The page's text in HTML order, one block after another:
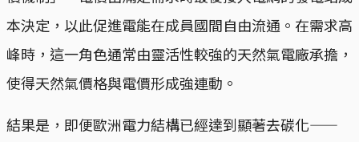
本決定，以此促進電能在成員國間自由流通。在需求高
峰時，這一角色通常由靈活性較強的天然氣電廠承擔，
使得天然氣價格與電價形成強連動。
結果是，即便歐洲電力結構已經達到顯著去碳化——